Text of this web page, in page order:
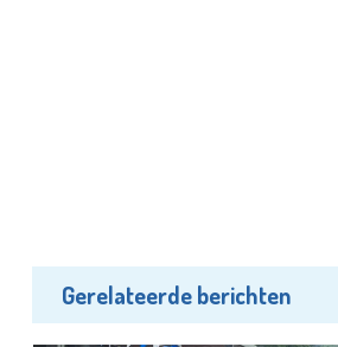
Gerelateerde berichten